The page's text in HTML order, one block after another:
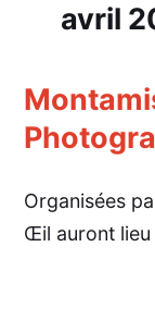
avril
Organisées
Œil auront lieu